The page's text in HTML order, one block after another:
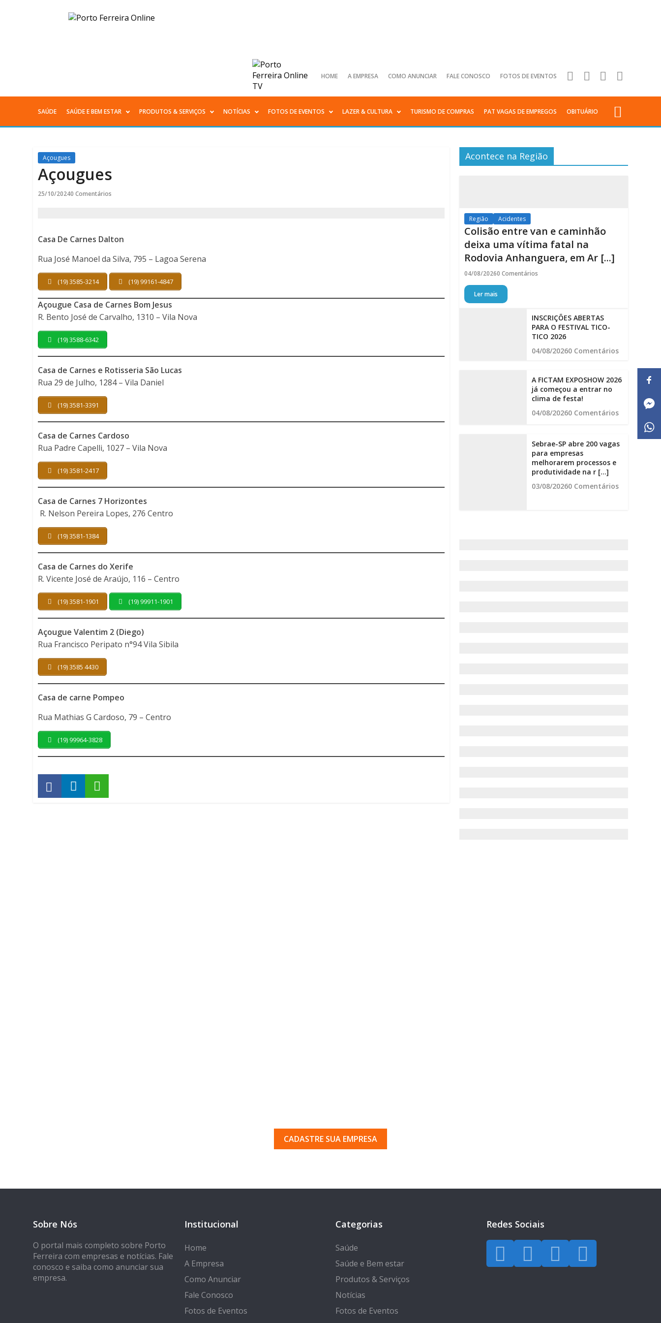
Açougues
Online
HOME A EMPRESA COMO ANUNCIAR FALE CONOSCO FOTOS DE EVENTOS
Menu
SAÚDE SAÚDE E BEM ESTAR PRODUTOS & SERVIÇOS NOTÍCIAS FOTOS DE EVENTOS LAZER & CULTURA TURISMO DE COMPRAS PAT VAGAS DE EMPREGOS OBITUÁRIO
Açougues
Açougues
25/10/20240 Comentários
Casa De Carnes Dalton
Rua José Manoel da Silva, 795 – Lagoa Serena
(19) 3585-3214 (19) 99161-4847
Açougue Casa de Carnes Bom Jesus
R. Bento José de Carvalho, 1310 – Vila Nova
(19) 3588-6342
Casa de Carnes e Rotisseria São Lucas
Rua 29 de Julho, 1284 – Vila Daniel
(19) 3581-3391
Casa de Carnes Cardoso
Rua Padre Capelli, 1027 – Vila Nova
(19) 3581-2417
Casa de Carnes 7 Horizontes
R. Nelson Pereira Lopes, 276 Centro
(19) 3581-1384
Casa de Carnes do Xerife
R. Vicente José de Araújo, 116 – Centro
(19) 3581-1901 (19) 99911-1901
Açougue Valentim 2 (Diego)
Rua Francisco Peripato n°94 Vila Sibila
(19) 3585 4430
Casa de carne Pompeo
Rua Mathias G Cardoso, 79 – Centro
(19) 99964-3828
Acontece na Região
Região Acidentes
Colisão entre van e caminhão
deixa uma vítima fatal na
Rodovia Anhanguera, em Ar [...]
04/08/20260 Comentários
Ler mais
INSCRIÇÕES ABERTAS
PARA O FESTIVAL TICO-
TICO 2026
04/08/20260 Comentários
A FICTAM EXPOSHOW 2026
já começou a entrar no
clima de festa!
04/08/20260 Comentários
Sebrae-SP abre 200 vagas
para empresas
melhorarem processos e
produtividade na r [...]
03/08/20260 Comentários
CADASTRE SUA EMPRESA
Sobre Nós
O portal mais completo sobre Porto
Ferreira com empresas e notícias. Fale
conosco e saiba como anunciar sua
empresa.
Institucional
Home
A Empresa
Como Anunciar
Fale Conosco
Fotos de Eventos
Categorias
Saúde
Saúde e Bem estar
Produtos & Serviços
Notícias
Fotos de Eventos
Redes Sociais